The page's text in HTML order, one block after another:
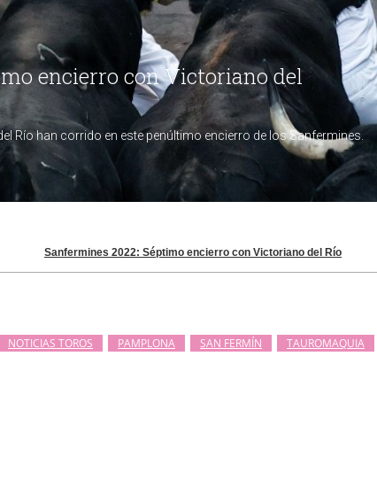
Sanfermines 2022: Séptimo encierro con Victoriano del Río
NOTICIAS TOROS PAMPLONA SAN FERMÍN TAUROMAQUIA